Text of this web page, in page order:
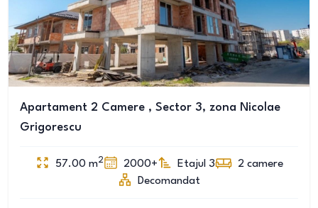
Apartament 2 Camere , Sector 3, zona Nicolae
Grigorescu
57.00 m2 2000+ Etajul 3 2 camere
Decomandat